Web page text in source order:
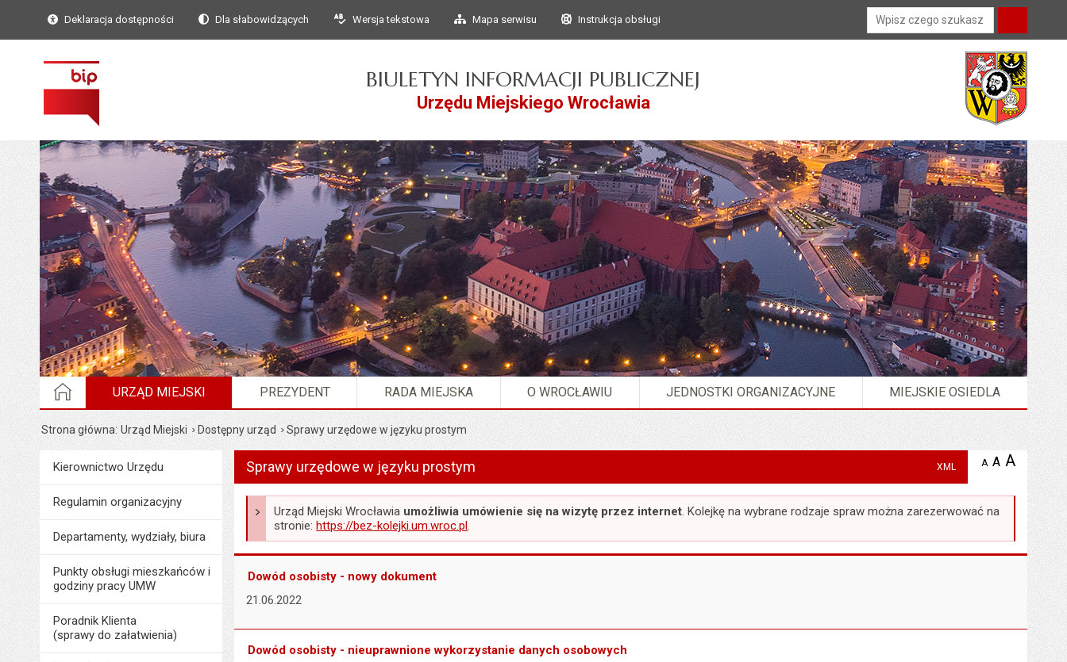
Przejdź do głównego
Przejdź do treści
Deklaracja dostępności Dla słabowidzących Wersja tekstowa Mapa serwisu Instrukcja obsługi Wyszukiwarka
BIULETYN INFORMACJI PUBLICZNEJ
Urzędu Miejskiego Wrocławia
STRONA GŁÓWNA
URZĄD MIEJSKI PREZYDENT RADA MIEJSKA O WROCŁAWIU JEDNOSTKI ORGANIZACYJNE MIEJSKIE OSIEDLA
Strona główna Urząd Miejski Dostępny urząd Sprawy urzędowe w języku prostym
MenuUrząd Miejski
Kierownictwo Urzędu
Regulamin organizacyjny
Departamenty, wydziały, biura
Punkty obsługi mieszkańców i
godziny pracy UMW
Poradnik Klienta
(sprawy do załatwienia)
Sprawy urzędowe w języku prostym XML A zmniejsz
A domyślna
tekstu na
A
Urząd Miejski Wrocławia umożliwia umówienie się na wizytę przez internet. Kolejkę na wybrane rodzaje spraw można zarezerwować na
stronie:https://bez-kolejki.um.wroc.pl.
Dowód osobisty - nowy dokument
21.06.2022
Dowód osobisty - nieuprawnione wykorzystanie danych osobowych